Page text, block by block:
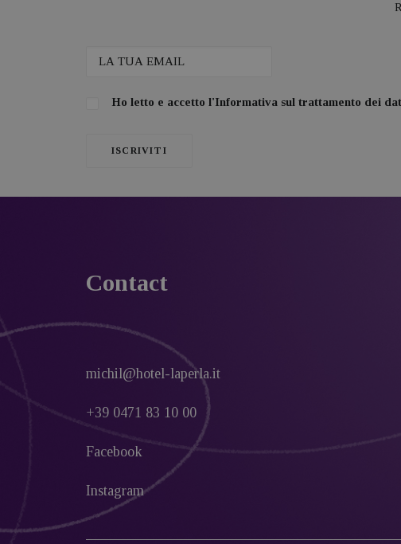
Ho letto e accetto l'Informativa sul trattamento dei
Contact
michil@hotel-laperla.it
+39 0471 83 10 00
Facebook
Instagram